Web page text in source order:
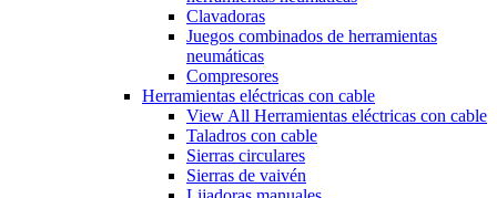
Clavadoras
Juegos combinados de herramientas
neumáticas
Compresores
Herramientas eléctricas con cable
View All Herramientas eléctricas con cable
Taladros con cable
Sierras circulares
Sierras de vaivén